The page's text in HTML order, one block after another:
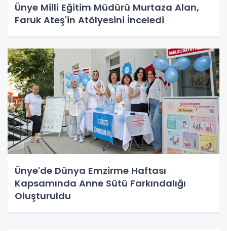
Ünye Milli Eğitim Müdürü Murtaza Alan,
Faruk Ateş'in Atölyesini İnceledi
Ünye'de Dünya Emzirme Haftası
Kapsamında Anne Sütü Farkındalığı
Oluşturuldu